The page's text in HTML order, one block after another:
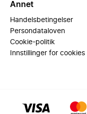
Annet
Handelsbetingelser
Persondataloven
Cookie-politik
Innstillinger for cookies